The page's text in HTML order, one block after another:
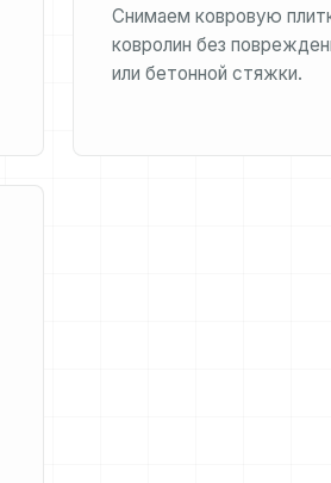
Снимаем ковровую
ковролин без
или бетонной стяжки.